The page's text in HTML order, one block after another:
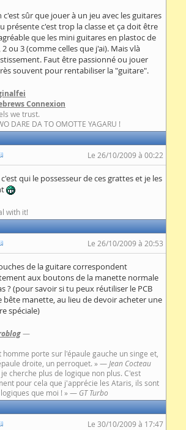
c'est sûr que jouer à un jeu avec les guitares
présente c'est trop la classe et ça doit être
que les mini guitares en plastoc de
2 ou 3 (comme celles que j'ai). Mais vlà
Faut être passionné ou jouer
souvent pour rentabiliser la "guitare".
Connexion
we trust.
DARE DA TO OMOTTE YAGARU !
Le 26/10/2009 à 00:22
qui le possesseur de ces grattes et je les
with it!
Le 26/10/2009 à 20:53
de la guitare correspondent
aux boutons de la manette normale
? (pour savoir si tu peux réutiliser le PCB
bête manette, au lieu de devoir acheter une
spéciale)
—
homme porte sur l'épaule gauche un singe et,
droite, un perroquet. » —Jean Cocteau
cherche plus de logique non plus. C'est
pour cela que j'apprécie les Ataris, ils sont
que moi ! » — GT Turbo
Le 30/10/2009 à 17:47